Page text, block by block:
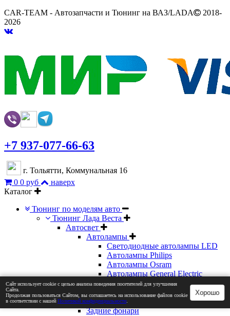
CAR-TEAM - Автозапчасти и Тюнинг на ВАЗ/LADA
2018-
2026
+7 937-077-66-63
г. Тольятти, Коммунальная 16
0 0 руб
наверх
Каталог
Тюнинг по моделям авто
Тюнинг Лада Веста
Автосвет
Автолампы
Светодиодные автолампы LED
Автолампы Philips
Автолампы Osram
Автолампы General Electric
Автолампы MTF
Автолампы ЛУЧ
Дополнительный свет
Задние фонари
Сайт использует cookie с целью анализа поведения посетителей для улучшения
Сайта.
Продолжая пользоваться Сайтом, вы соглашаетесь на использование файлов cookie
в соответствии с нашейПолитикой конфиденциальности.
Хорошо